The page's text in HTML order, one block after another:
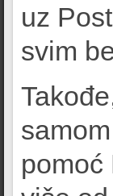
uz
svim
pomoć